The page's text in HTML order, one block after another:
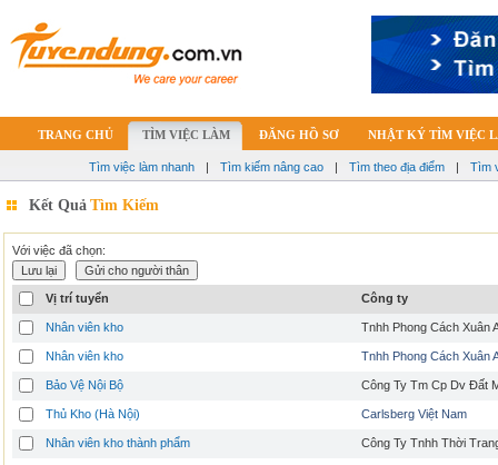
TRANG CHỦ TÌM VIỆC LÀM ĐĂNG HỒ SƠ NHẬT KÝ TÌM VIỆC
Tìm việc làm nhanh | Tìm kiếm nâng cao | Tìm theo địa điểm | Tìm
Kết Quả Tìm Kiếm
Với việc đã chọn:
Vị trí tuyển Công ty
Nhân viên kho Tnhh Phong Cách Xuân
Nhân viên kho Tnhh Phong Cách Xuân
Bảo Vệ Nội Bộ Công Ty Tm Cp Dv Đất
Thủ Kho (Hà Nội) Carlsberg Việt Nam
Nhân viên kho thành phẩm Công Ty Tnhh Thời